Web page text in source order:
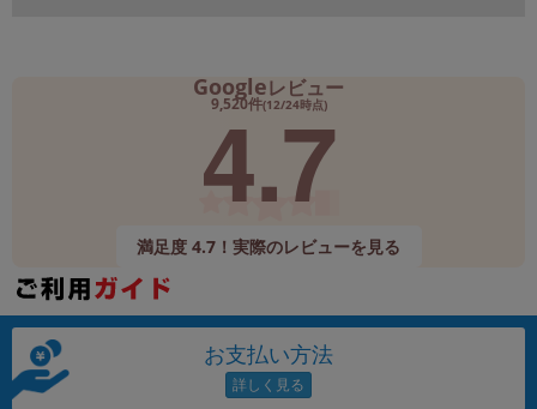
Googleレビュー
9,520件(12/24時点)
4.7
満足度 4.7！実際のレビューを見る
お支払い方法